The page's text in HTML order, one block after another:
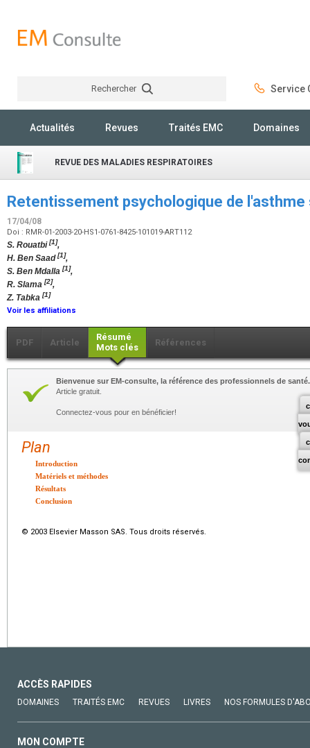
Rechercher Service
Actualités Revues Traités EMC Domaines
REVUE DES MALADIES RESPIRATOIRES
Retentissement psychologique de
17/04/08
Doi : RMR-01-2003-20-HS1-0761-8425-101019-ART112
S. Rouatbi[1],
H. Ben Saad[1],
S. Ben Mdalla [1],
R. Slama [2],
Z. Tabka [1]
Voir les affiliations
PDF Article
Résumé
Mots clés
Références
Bienvenue sur EM-consulte, la référence des professionnels de santé.
Article gratuit.
Connectez-vous pour en bénéficier!
Plan
Introduction
Matériels et méthodes
Résultats
Conclusion
© 2003 Elsevier Masson SAS. Tous droits réservés.
ACCÈS RAPIDES
DOMAINES TRAITÉS EMC REVUES LIVRES NOS FORMULES
MON COMPTE